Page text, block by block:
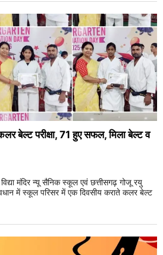
बेल्ट परीक्षा, 71 हुए सफल, मिला बेल्ट व
मंदिर न्यू सैनिक स्कूल एवं छत्तीसगढ़ गोजू रयु
में स्कूल परिसर में एक दिवसीय कराते कलर बेल्ट